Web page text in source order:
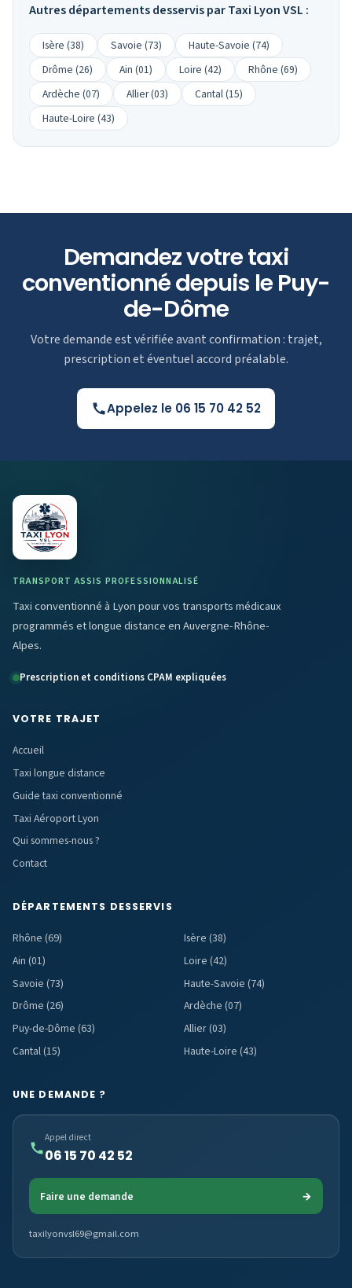
Autres départements desservis par Taxi Lyon VSL :
Isère (38) Savoie (73)
Haute-Savoie (74)
Drôme (26)
Ain (01) Loire (42)
Rhône (69)
Ardèche (07)
Allier (03)
Cantal (15)
Haute-Loire (43)
Demandez votre taxi
conventionné depuis le Puy-
de-Dôme
Votre demande est vérifiée avant confirmation : trajet,
prescription et éventuel accord préalable.
Appelez le 06 15 70 42 52
TRANSPORT ASSIS PROFESSIONNALISÉ
Taxi conventionné à Lyon pour vos transports médicaux
programmés et longue distance en Auvergne-Rhône-
Alpes.
Prescription et conditions CPAM expliquées
VOTRE TRAJET
Accueil
Taxi longue distance
Guide taxi conventionné
Taxi Aéroport Lyon
Qui sommes-nous ?
Contact
DÉPARTEMENTS DESSERVIS
Rhône (69)
Isère (38)
Ain (01)
Loire (42)
Savoie (73)
Haute-Savoie (74)
Drôme (26)
Ardèche (07)
Puy-de-Dôme (63)
Allier (03)
Cantal (15)
Haute-Loire (43)
UNE DEMANDE ?
Appel direct
06 15 70 42 52
Faire une demande →
taxilyonvsl69@gmail.com